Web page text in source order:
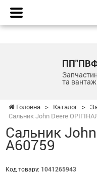
та
Головна > Каталог >
Сальник John Deere
Сальник
A60759
Код товару: 1041265943